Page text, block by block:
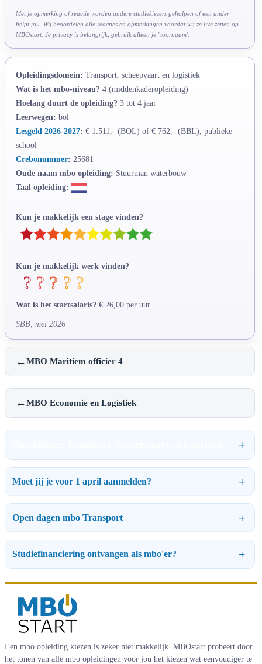
Met je opmerking of reactie worden andere studiekiezers geholpen of een ander
helpt jou. Wij beoordelen alle reacties en opmerkingen voordat wij ze live zetten op
MBOstart. Je privacy is belangrijk, gebruik alleen je 'voornaam'.
Opleidingsdomein: Transport, scheepvaart en logistiek
Wat is het mbo-niveau? 4 (middenkaderopleiding)
Hoelang duurt de opleiding? 3 tot 4 jaar
Leerwegen: bol
Lesgeld 2026-2027: € 1.511,- (BOL) of € 762,- (BBL), publieke
school
Crebonummer: 25681
Oude naam mbo opleiding: Stuurman waterbouw
Taal opleiding:
Kun je makkelijk een stage vinden?
Kun je makkelijk werk vinden?
Wat is het startsalaris? € 26,00 per uur
SBB, mei 2026
←MBO Maritiem officier 4
←MBO Economie en Logistiek
Moet jij je voor 1 april aanmelden?
Open dagen mbo Transport
Studiefinanciering ontvangen als mbo'er?
Een mbo opleiding kiezen is zeker niet makkelijk. MBOstart probeert door
het tonen van alle mbo opleidingen voor jou het kiezen wat eenvoudiger te